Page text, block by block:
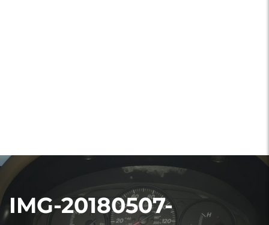
IMG-20180507-